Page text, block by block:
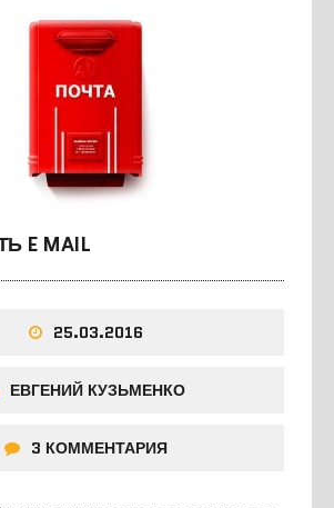
E MAIL
25.03.2016
ЕВГЕНИЙ КУЗЬМЕНКО
3 КОММЕНТАРИЯ